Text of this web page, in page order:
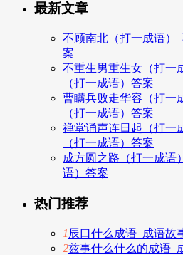
最新文章
不顾南北（打一成语）
案
不重生男重生女（打一
（打一成语）答案
曹瞒兵败走华容（打一
（打一成语）答案
禅堂诵声连日起（打一
（打一成语）答案
成方圆之路（打一成语
语）答案
热门推荐
1 辰口什么成语_成语故
2兹事什么什么的成语_